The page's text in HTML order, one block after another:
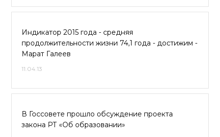
Индикатор 2015 года - средняя
продолжительности жизни 74,1 года - достижим -
Марат Галеев
11.04.13
В Госсовете прошло обсуждение проекта
закона РТ «Об образовании»